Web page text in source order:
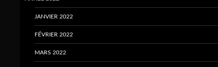
JANVIER 2022
FÉVRIER 2022
MARS 2022